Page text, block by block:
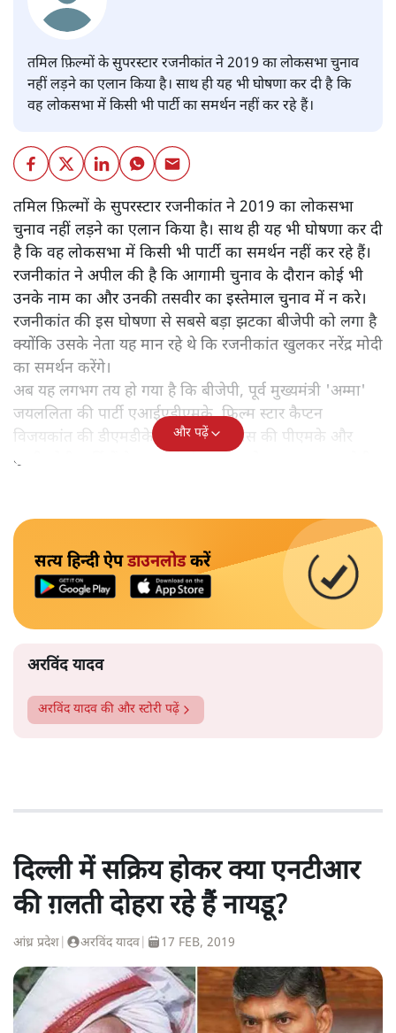
तमिल फ़िल्मों के सुपरस्टार रजनीकांत ने 2019 का लोकसभा चुनाव
नहीं लड़ने का एलान किया है। साथ ही यह भी घोषणा कर दी है कि
वह लोकसभा में किसी भी पार्टी का समर्थन नहीं कर रहे हैं।
तमिल फ़िल्मों के सुपरस्टार रजनीकांत ने 2019 का लोकसभा
चुनाव नहीं लड़ने का एलान किया है। साथ ही यह भी घोषणा कर दी
है कि वह लोकसभा में किसी भी पार्टी का समर्थन नहीं कर रहे हैं।
रजनीकांत ने अपील की है कि आगामी चुनाव के दौरान कोई भी
उनके नाम का और उनकी तसवीर का इस्तेमाल चुनाव में न करे।
रजनीकांत की इस घोषणा से सबसे बड़ा झटका बीजेपी को लगा है
क्योंकि उसके नेता यह मान रहे थे कि रजनीकांत खुलकर नरेंद्र मोदी
का समर्थन करेंगे।
अब यह लगभग तय हो गया है कि बीजेपी, पूर्व मुख्यमंत्री 'अम्मा'
जयललिता की पार्टी एआईएडीएमके, फ़िल्म स्टार कैप्टन
विजयकांत की डीएमडीके, अंबुमणि रामदास की पीएमके और
दूसरी छोटी पार्टियों के साथ मोर्चा बनाकर लोकसभा चुनाव लड़ेगी।
और पढ़ें
सत्य हिन्दी ऐपडाउनलोडकरें
अरविंद यादव
अरविंद यादव की और स्टोरी पढ़ें
दिल्ली में सक्रिय होकर क्या एनटीआर
की ग़लती दोहरा रहे हैं नायडू?
आंध्र प्रदेश अरविंद यादव 17 FEB, 2019